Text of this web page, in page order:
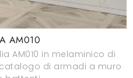
AM010
AM010 in melaminico di
di armadi a muro